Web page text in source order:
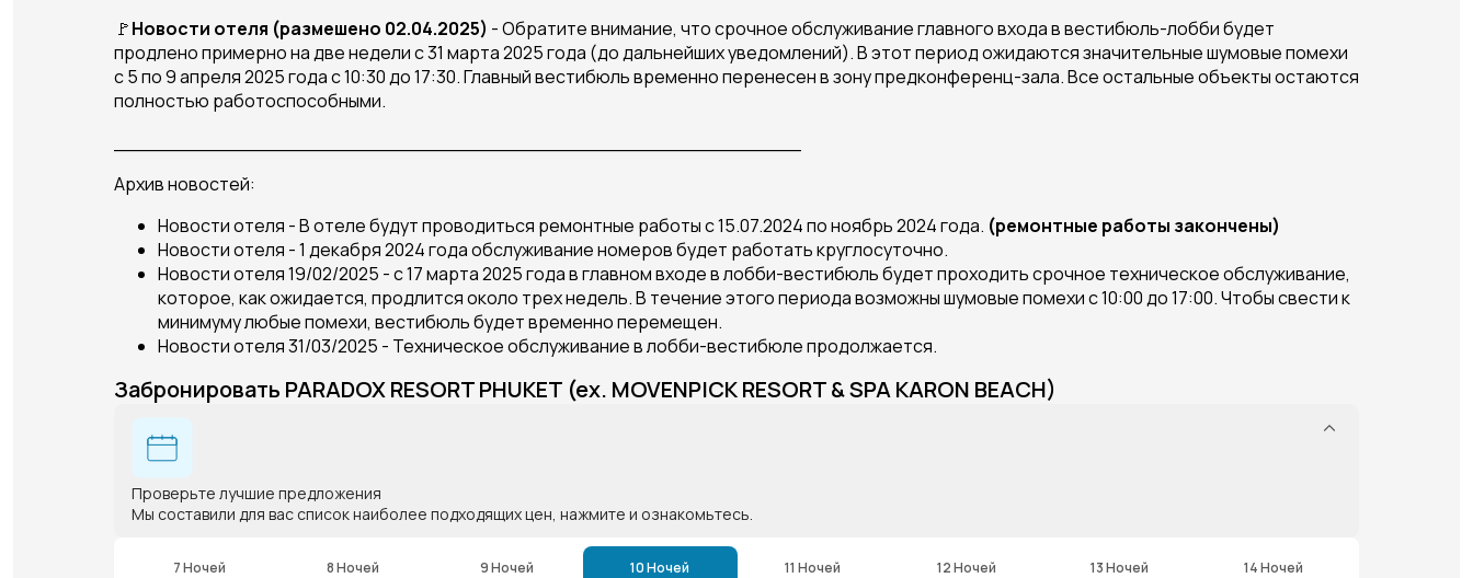
🚩Новости отеля (размешено 02.04.2025) - Обратите внимание, что срочное обслуживание главного входа в вестибюль-лобби будет
продлено примерно на две недели с 31 марта 2025 года (до дальнейших уведомлений). В этот период ожидаются значительные шумовые помехи
с 5 по 9 апреля 2025 года с 10:30 до 17:30. Главный вестибюль временно перенесен в зону предконференц-зала. Все остальные объекты остаются
полностью работоспособными.
Архив новостей:
Новости отеля - В отеле будут проводиться ремонтные работы с 15.07.2024 по ноябрь 2024 года. (ремонтные работы закончены)
Новости отеля - 1 декабря 2024 года обслуживание номеров будет работать круглосуточно.
Новости отеля 19/02/2025 - с 17 марта 2025 года в главном входе в лобби-вестибюль будет проходить срочное техническое обслуживание,
которое, как ожидается, продлится около трех недель. В течение этого периода возможны шумовые помехи с 10:00 до 17:00. Чтобы свести к
минимуму любые помехи, вестибюль будет временно перемещен.
Новости отеля 31/03/2025 - Техническое обслуживание в лобби-вестибюле продолжается.
Забронировать PARADOX RESORT PHUKET (ex. MOVENPICK RESORT & SPA KARON BEACH)
Проверьте лучшие предложения
Мы составили для вас список наиболее подходящих цен, нажмите и ознакомьтесь.
7 Ночей 8 Ночей 9 Ночей 10 Ночей 11 Ночей 12 Ночей 13 Ночей 14 Ночей